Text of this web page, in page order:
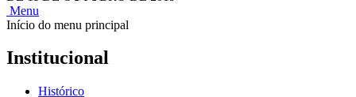
Menu
Início do menu principal
Institucional
Histórico